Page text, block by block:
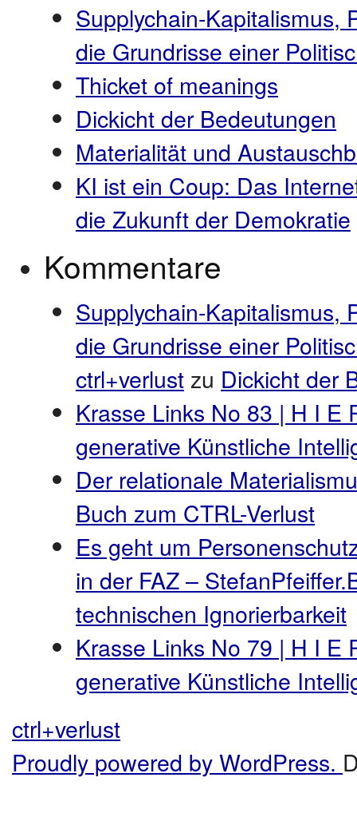
Supplychain-Kapitalismus,
die Grundrisse einer
Thicket of meanings
Dickicht der Bedeutungen
Materialität und
KI ist ein Coup: Das
die Zukunft der Demokratie
Kommentare
Supplychain-Kapitalismus,
die Grundrisse einer
ctrl+verlustzu Dickicht der
Krasse Links No 83 | H I E
generative Künstliche
Der relationale
Buch zum CTRL-Verlust
Es geht um
in der FAZ –
technischen Ignorierbarkeit
Krasse Links No 79 | H I E
generative Künstliche
ctrl+verlust
Proudly powered by WordPress.